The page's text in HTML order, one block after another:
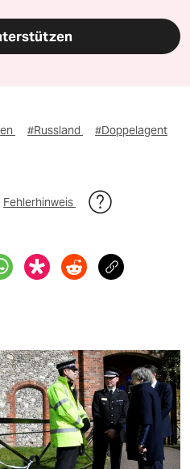
#Russland
#Doppelagent
Fehlerhinweis